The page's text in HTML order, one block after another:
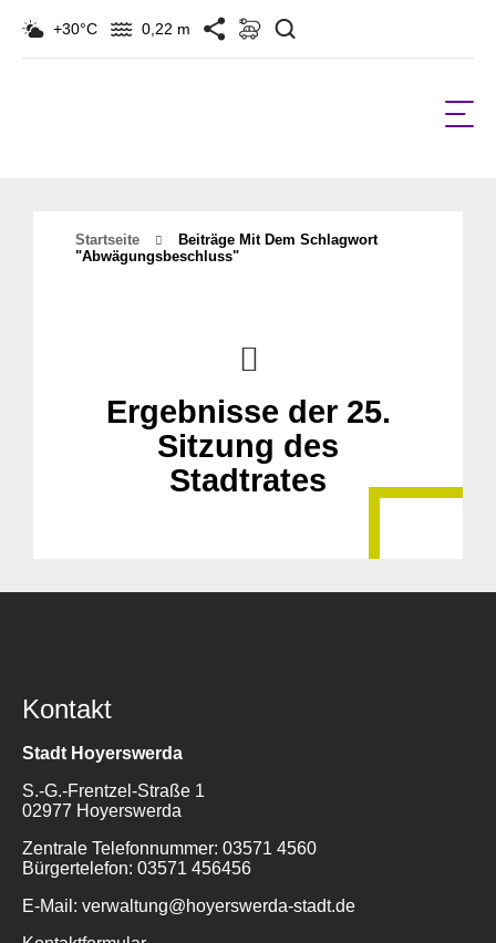
+30°C 0,22 m
Startseite
Beiträge Mit Dem Schlagwort
"abwägungsbeschluss"
Ergebnisse der 25.
Sitzung des
Stadtrates
Kontakt
Stadt Hoyerswerda
S.-G.-Frentzel-Straße 1
02977 Hoyerswerda
Zentrale Telefonnummer: 03571 4560
Bürgertelefon: 03571 456456
E-Mail: verwaltung@hoyerswerda-stadt.de